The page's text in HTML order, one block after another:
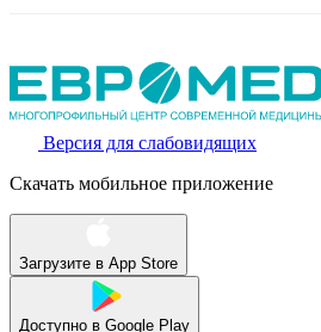
Версия для слабовидящих
Скачать мобильное приложение
Загрузите в App Store
Доступно в Google Play